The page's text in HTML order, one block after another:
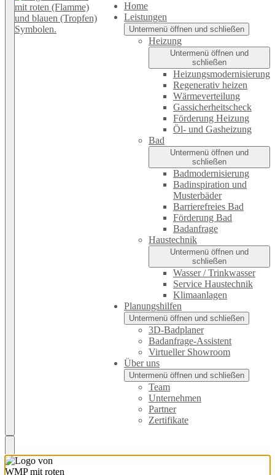
Home
Leistungen
Untermenü öffnen und schließen
Heizung
Untermenü öffnen und
schließen
Heizungsmodernisierung
Regenerativ heizen
Wärmeverteilung
Gassicherheitscheck
Förderung Heizung
Öl- und Gasheizung
Bad
Untermenü öffnen und
schließen
Badmodernisierung
Badinspiration und
Musterbäder
Barrierefreies Bad
Förderung Bad
Badanfrage
Haustechnik
Untermenü öffnen und
schließen
Wasser / Trinkwasser
Service Haustechnik
Klimaanlagen
Planungshilfen
Untermenü öffnen und schließen
3D-Badplaner
Badanfrage-Assistent
Virtueller Showroom
Über uns
Untermenü öffnen und schließen
Team
Unternehmen
Partner
Zertifikate